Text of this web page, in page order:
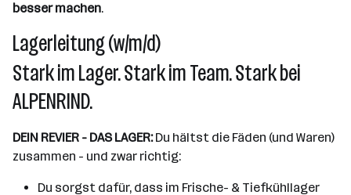
besser machen.
Lagerleitung (w/m/d)
Stark im Lager. Stark im Team. Stark bei
ALPENRIND.
DEIN REVIER - DAS LAGER:Du hältst die Fäden (und Waren)
zusammen - und zwar richtig:
Du sorgst dafür, dass im Frische- & Tiefkühllager